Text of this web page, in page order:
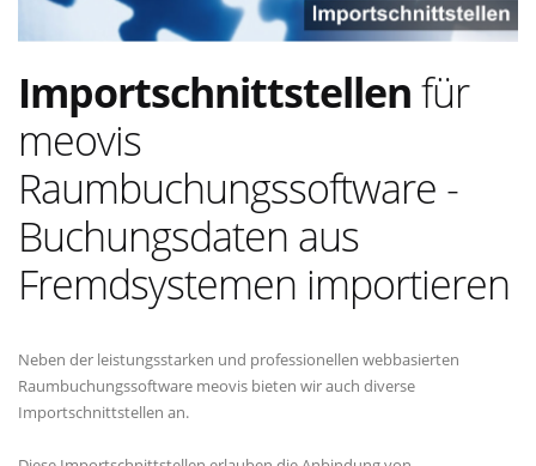
Importschnittstellenfür
meovis
Raumbuchungssoftware -
Buchungsdaten aus
Fremdsystemen importieren
Neben der leistungsstarken und professionellen webbasierten
Raumbuchungssoftware meovis bieten wir auch diverse
Importschnittstellen an.